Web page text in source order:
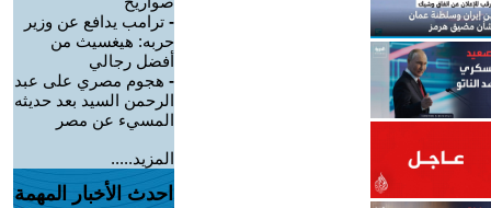
- ترامب يدافع عن وزير
حربه: هيغسيث من
أفضل رجالي
- هجوم مصري على عبد
الرحمن السيد بعد حديثه
المسيء عن مصر
المزيد.....
احدث الأخبار المهمة